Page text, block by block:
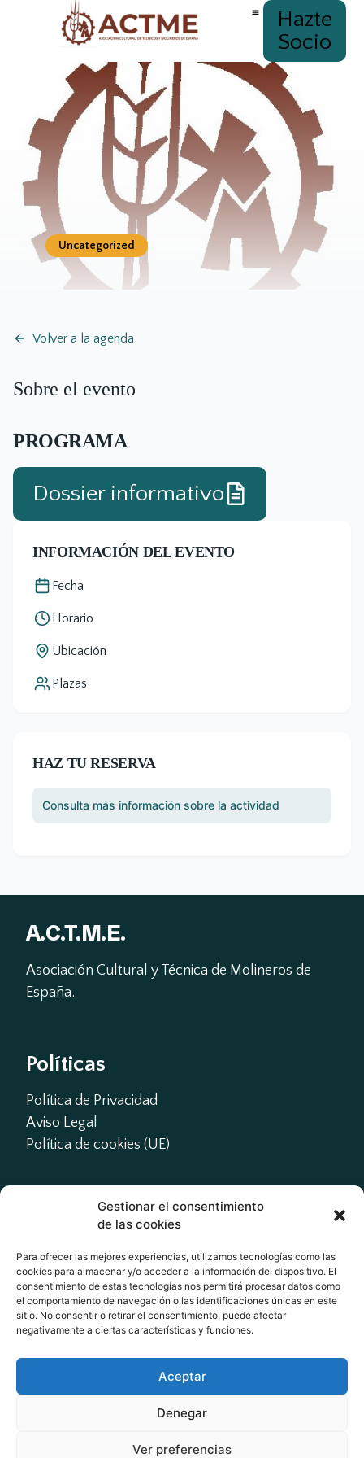
Gestionar el consentimiento
de las cookies
Para ofrecer las mejores experiencias, utilizamos tecnologías como las
cookies para almacenar y/o acceder a la información del dispositivo. El
consentimiento de estas tecnologías nos permitirá procesar datos como
el comportamiento de navegación o las identificaciones únicas en este
sitio. No consentir o retirar el consentimiento, puede afectar
negativamente a ciertas características y funciones.
Aceptar
Denegar
Ver preferencias
Hazte
Socio
Uncategorized
Volver a la agenda
Sobre el evento
PROGRAMA
Dossier informativo
INFORMACIÓN DEL EVENTO
Fecha
Horario
Ubicación
Plazas
HAZ TU RESERVA
Consulta más información sobre la actividad
A.C.T.M.E.
Asociación Cultural y Técnica de Molineros de
España.
Políticas
Política de Privacidad
Aviso Legal
Política de cookies (UE)
Contacto
presidente@actme.es
administracion@actme.es
+34 647 66 63 18
Redes Sociales